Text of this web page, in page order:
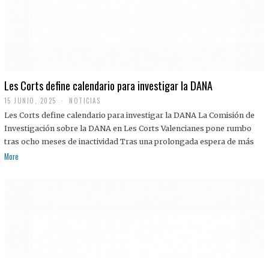
Les Corts define calendario para investigar la DANA
15 JUNIO, 2025 NOTICIAS
Les Corts define calendario para investigar la DANA La Comisión de
Investigación sobre la DANA en Les Corts Valencianes pone rumbo
tras ocho meses de inactividad Tras una prolongada espera de más
More